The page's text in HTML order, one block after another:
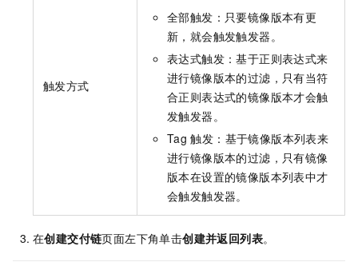
触发方式
全部触发：只要镜像版本有更
新，就会触发触发器。
表达式触发：基于正则表达式来
进行镜像版本的过滤，只有当符
合正则表达式的镜像版本才会触
发触发器。
Tag 触发：基于镜像版本列表来
进行镜像版本的过滤，只有镜像
版本在设置的镜像版本列表中才
会触发触发器。
在创建交付链页面左下角单击创建并返回列表。